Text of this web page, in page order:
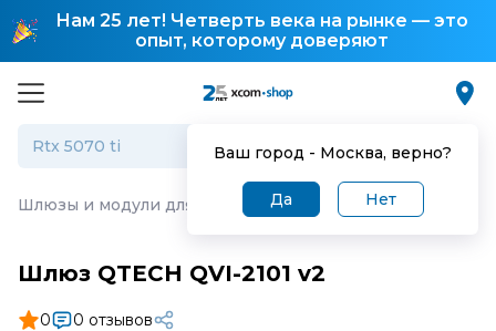
Нам 25 лет! Четверть века на рынке — это
опыт, которому доверяют
Ваш город - Москва, верно?
Да Нет
Шлюзы и модули для IP-телефонии Шлюз QTECH QVI-
Шлюз QTECH QVI-2101 v2
0 0 отзывов